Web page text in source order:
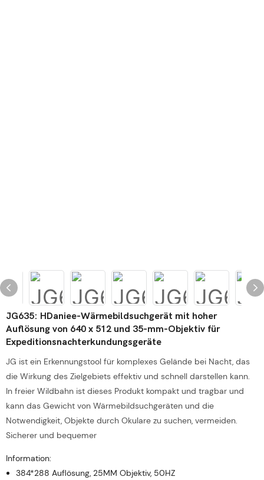
JG635: HDaniee-Wärmebildsuchgerät mit hoher
Auflösung von 640 x 512 und 35-mm-Objektiv für
Expeditionsnachterkundungsgeräte
JG ist ein Erkennungstool für komplexes Gelände bei Nacht, das
die Wirkung des Zielgebiets effektiv und schnell darstellen kann.
In freier Wildbahn ist dieses Produkt kompakt und tragbar und
kann das Gewicht von Wärmebildsuchgeräten und die
Notwendigkeit, Objekte durch Okulare zu suchen, vermeiden.
Sicherer und bequemer
Information:
384*288 Auflösung, 25MM Objektiv, 50HZ